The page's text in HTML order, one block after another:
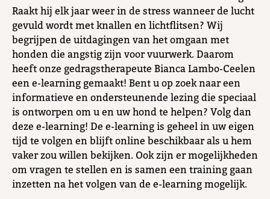
Raakt hij elk jaar weer in de stress wanneer de lucht
gevuld wordt met knallen en lichtflitsen? Wij
begrijpen de uitdagingen van het omgaan met
honden die angstig zijn voor vuurwerk. Daarom
heeft onze gedragstherapeute Bianca Lambo-Ceelen
een e-learning gemaakt! Bent u op zoek naar een
informatieve en ondersteunende lezing die speciaal
is ontworpen om u en uw hond te helpen? Volg dan
deze e-learning! De e-learning is geheel in uw eigen
tijd te volgen en blijft online beschikbaar als u hem
vaker zou willen bekijken. Ook zijn er mogelijkheden
om vragen te stellen en is samen een training gaan
inzetten na het volgen van de e-learning mogelijk.